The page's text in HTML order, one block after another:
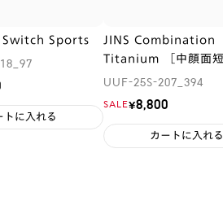
Switch Sports
JINS Combination
Titanium ［中顔面
UUF-25S-207_394
SALE¥8,800